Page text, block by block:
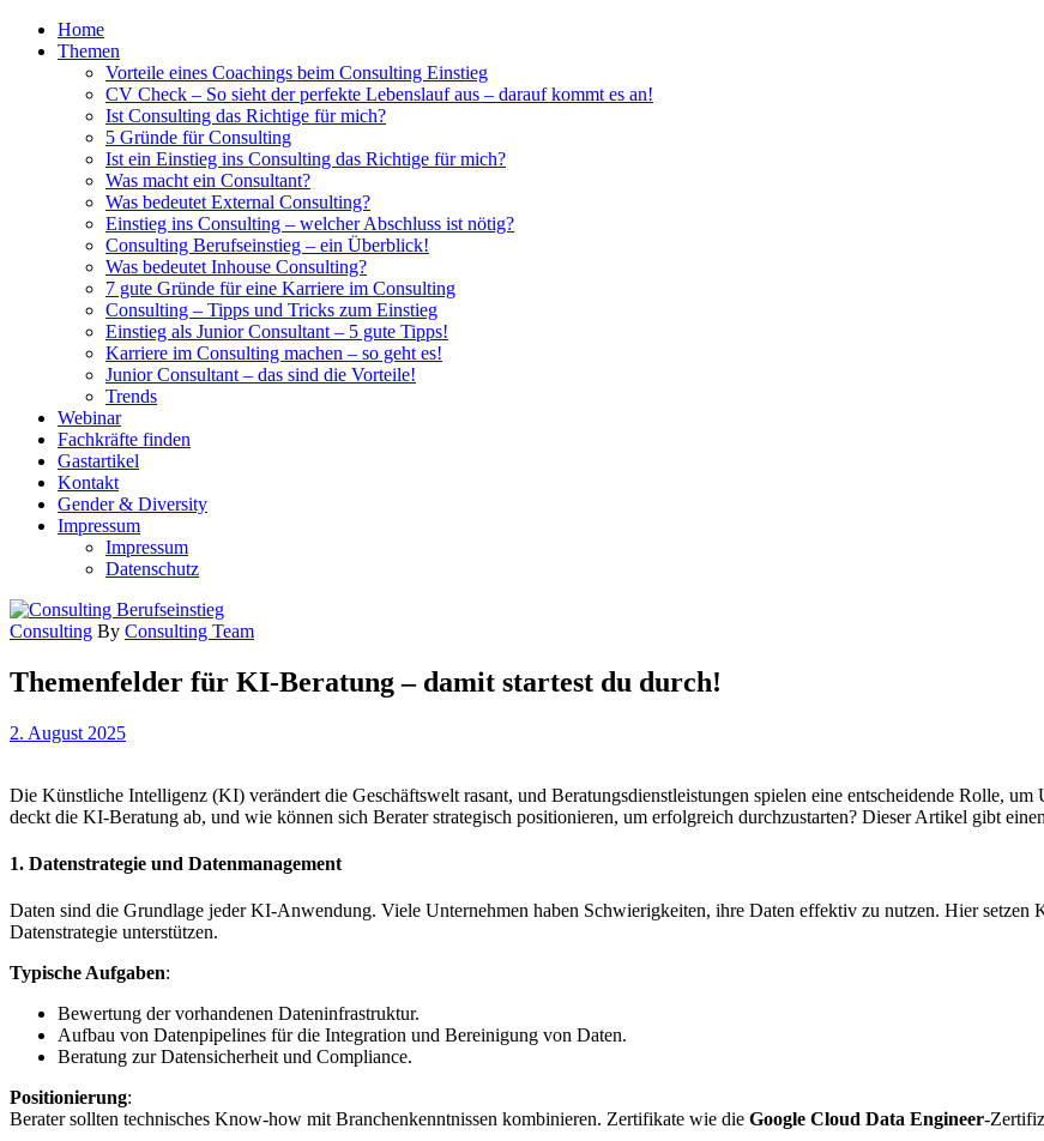
Home
Themen
Vorteile eines Coachings beim Consulting Einstieg
CV Check – So sieht der perfekte Lebenslauf aus – darauf kommt es an!
Ist Consulting das Richtige für mich?
5 Gründe für Consulting
Ist ein Einstieg ins Consulting das Richtige für mich?
Was macht ein Consultant?
Was bedeutet External Consulting?
Einstieg ins Consulting – welcher Abschluss ist nötig?
Consulting Berufseinstieg – ein Überblick!
Was bedeutet Inhouse Consulting?
7 gute Gründe für eine Karriere im Consulting
Consulting – Tipps und Tricks zum Einstieg
Einstieg als Junior Consultant – 5 gute Tipps!
Karriere im Consulting machen – so geht es!
Junior Consultant – das sind die Vorteile!
Trends
Webinar
Fachkräfte finden
Gastartikel
Kontakt
Gender & Diversity
Impressum
Impressum
Datenschutz
Consulting By Consulting Team
Themenfelder für KI-Beratung – damit startest du durch!
2. August 2025
Die Künstliche Intelligenz (KI) verändert die Geschäftswelt rasant, und Beratungsdienstleistungen spielen eine entscheidende Rolle,
deckt die KI-Beratung ab, und wie können sich Berater strategisch positionieren, um erfolgreich durchzustarten? Dieser Artikel gibt
1. Datenstrategie und Datenmanagement
Daten sind die Grundlage jeder KI-Anwendung. Viele Unternehmen haben Schwierigkeiten, ihre Daten effektiv zu nutzen. Hier
Datenstrategie unterstützen.
Typische Aufgaben:
Bewertung der vorhandenen Dateninfrastruktur.
Aufbau von Datenpipelines für die Integration und Bereinigung von Daten.
Beratung zur Datensicherheit und Compliance.
Positionierung:
Berater sollten technisches Know-how mit Branchenkenntnissen kombinieren. Zertifikate wie die Google Cloud Data Engineer-